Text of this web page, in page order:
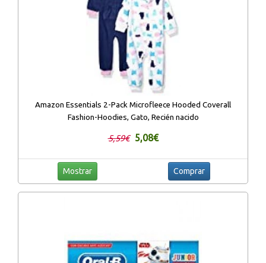
Amazon Essentials 2-Pack Microfleece Hooded Coverall
Fashion-Hoodies, Gato, Recién nacido
5,59€ 5,08€
Mostrar Comprar